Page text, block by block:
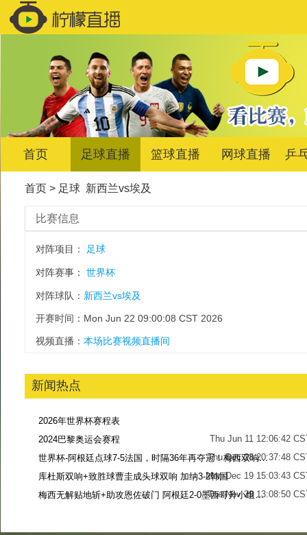
首页 足球直播 篮球直播 网球直播 乒
首页> 足球 新西兰vs埃及
比赛信息
对阵项目： 足球
对阵赛事： 世界杯
对阵球队： 新西兰vs埃及
开赛时间：Mon Jun 22 09:00:08 CST 2026
视频直播： 本场比赛视频直播间
新闻热点
2026年世界杯赛程表
Thu Jun 11 12:06:42
2024巴黎奥运会赛程
Thu Dec 28 20:37:48
世界杯-阿根廷点球7-5法国，时隔36年再夺冠！梅西双响姆巴佩戴帽
Mon Dec 19 15:03:43
库杜斯双响+致胜球曹圭成头球双响 加纳3-2韩国
Tue Nov 29 13:08:50
梅西无解贴地斩+助攻恩佐破门 阿根廷2-0墨西哥升小组第二